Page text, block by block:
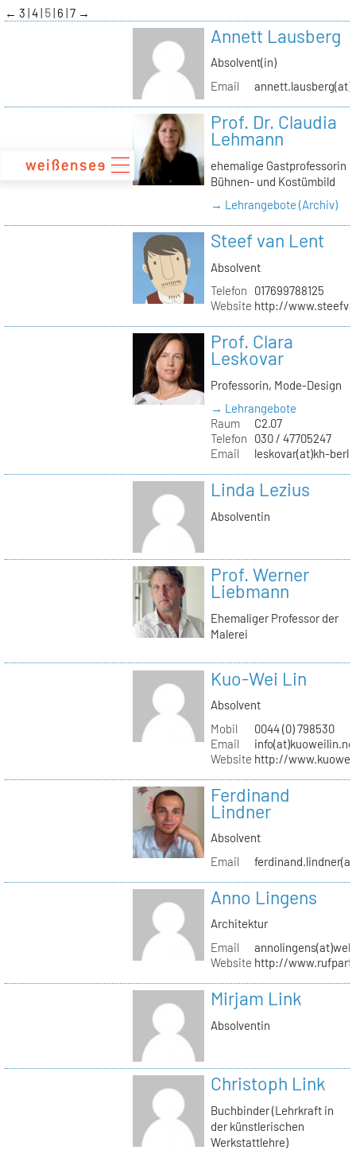
zum
Inhalt
← 3 4 5 6 7 →
Annett Lausberg
Absolvent(in)
Email
Prof. Dr. Claudia
Lehmann
ehemalige Gastprofessorin
Bühnen- und Kostümbild
→ Lehrangebote (Archiv)
Steef van Lent
Absolvent
Telefon
017699788125
Website http://
Prof. Clara
Leskovar
Professorin, Mode-Design
→ Lehrangebote
Raum
C2.07
Telefon
030 / 47705247
Email
leskovar(at)kh-
Linda Lezius
Absolventin
Prof. Werner
Liebmann
Ehemaliger Professor der
Malerei
Kuo-Wei Lin
Absolvent
Mobil
0044 (0) 798530
Email
Website http://
Ferdinand
Lindner
Absolvent
Email
Anno Lingens
Architektur
Email
Website http://
Mirjam Link
Absolventin
Christoph Link
Buchbinder (Lehrkraft in
der künstlerischen
Werkstattlehre)